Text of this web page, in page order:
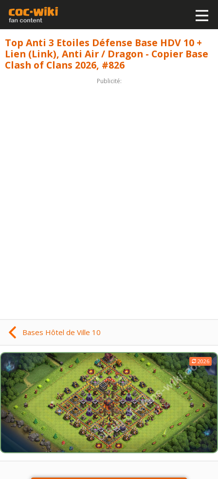
Top Anti 3 Etoiles Défense Base HDV 10 +
Lien (Link), Anti Air / Dragon - Copier Base
Clash of Clans 2026, #826
Publicité:
Bases Hôtel de Ville 10
2026